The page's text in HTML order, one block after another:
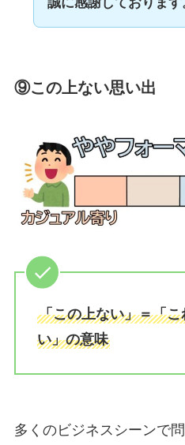
⑨この上ない思い出
「この上ない」＝「
い」の意味
多くのビジネスシーンで